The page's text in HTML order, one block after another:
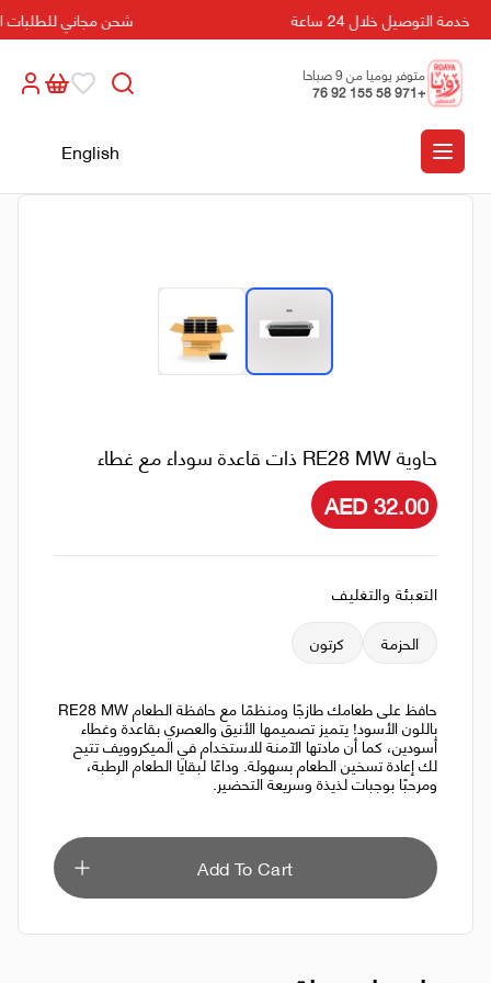
خدمة التوصيل خلال 24 ساعة شحن مجاني للطلبات التي
متوفر يوميا من 9 صباحا
الى 5 مسائا
+971 58 155 92 76
English
حاوية RE28 MW ذات قاعدة سوداء مع غطاء
AED 32.00
التعبئة والتغليف
الحزمة
كرتون
حافظ على طعامك طازجًا ومنظمًا مع حافظة الطعام RE28 MW
باللون الأسود! يتميز تصميمها الأنيق والعصري بقاعدة وغطاء
أسودين، كما أن مادتها الآمنة للاستخدام في الميكروويف تتيح
لك إعادة تسخين الطعام بسهولة. وداعًا لبقايا الطعام الرطبة،
ومرحبًا بوجبات لذيذة وسريعة التحضير.
Add To Cart